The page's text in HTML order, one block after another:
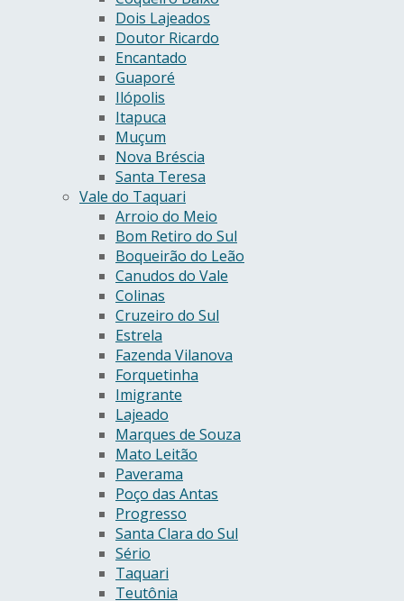
Dois Lajeados
Doutor Ricardo
Encantado
Guaporé
Ilópolis
Itapuca
Muçum
Nova Bréscia
Santa Teresa
Vale do Taquari
Arroio do Meio
Bom Retiro do Sul
Boqueirão do Leão
Canudos do Vale
Colinas
Cruzeiro do Sul
Estrela
Fazenda Vilanova
Forquetinha
Imigrante
Lajeado
Marques de Souza
Mato Leitão
Paverama
Poço das Antas
Progresso
Santa Clara do Sul
Sério
Taquari
Teutônia